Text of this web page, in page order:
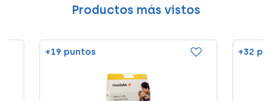
Productos más vistos
+19 puntos +32